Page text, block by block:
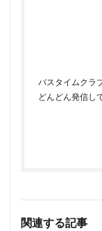
バスタイムクラ
どんどん発信し
関連する記事